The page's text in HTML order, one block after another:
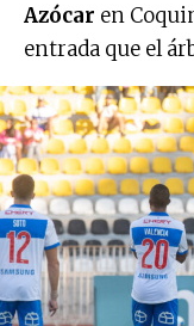
Azócar en
entrada que el